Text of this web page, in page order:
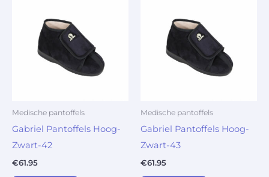
Medische pantoffels
Gabriel Pantoffels Hoog-
Zwart-42
€61.95
Medische pantoffels
Gabriel Pantoffels Hoog-
Zwart-43
€61.95